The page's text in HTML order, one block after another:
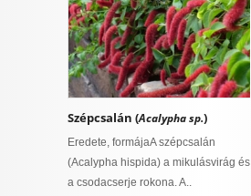
Szépcsalán (Acalypha sp.)
Eredete, formájaA szépcsalán
(Acalypha hispida) a mikulásvirág és
a csodacserje rokona. A..